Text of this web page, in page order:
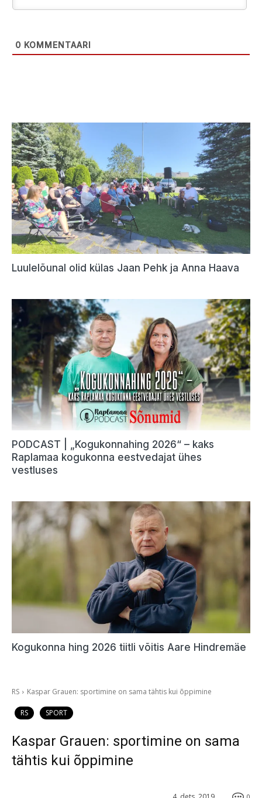
0 KOMMENTAARI
Luulelõunal olid külas Jaan Pehk ja Anna Haava
PODCAST | „Kogukonnahing 2026“ – kaks
Raplamaa kogukonna eestvedajat ühes
vestluses
Kogukonna hing 2026 tiitli võitis Aare Hindremäe